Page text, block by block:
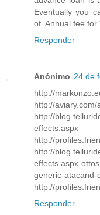
Eventually you
of. Annual fee for
Responder
Anónimo 24 de
http://
http://
http://
http://
http://
effects.aspx
generic-atacand-
http://
Responder